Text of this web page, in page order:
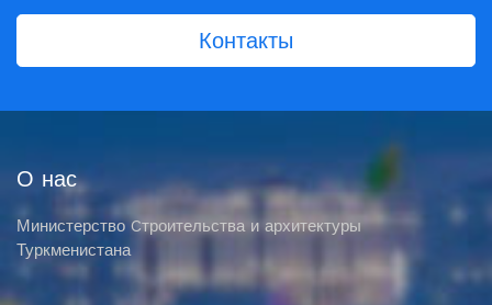
Контакты
О нас
Министерство Cтроительства и архитектуры
Туркменистана